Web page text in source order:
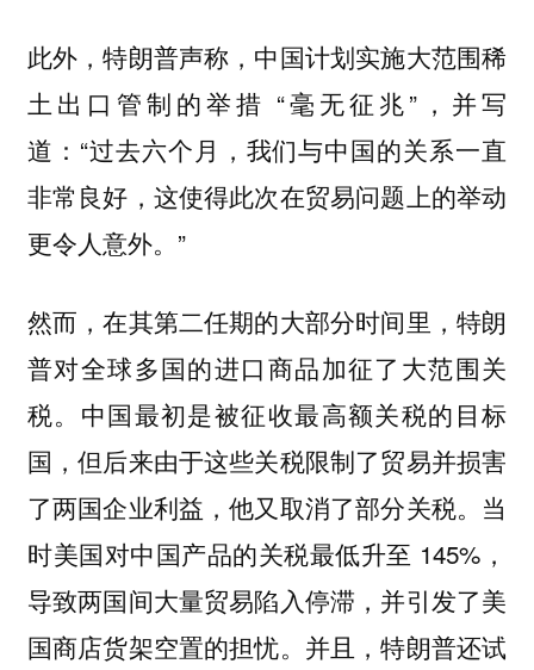
此外，特朗普声称，中国计划实施大范围稀
土出口管制的举措 “毫无征兆”，并写
道：“过去六个月，我们与中国的关系一直
非常良好，这使得此次在贸易问题上的举动
更令人意外。”
然而，在其第二任期的大部分时间里，特朗
普对全球多国的进口商品加征了大范围关
税。中国最初是被征收最高额关税的目标
国，但后来由于这些关税限制了贸易并损害
了两国企业利益，他又取消了部分关税。当
时美国对中国产品的关税最低升至 145%，
导致两国间大量贸易陷入停滞，并引发了美
国商店货架空置的担忧。并且，特朗普还试